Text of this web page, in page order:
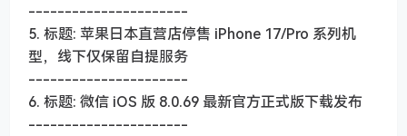
----------------------
5. 标题: 苹果日本直营店停售 iPhone 17/Pro 系列机
型，线下仅保留自提服务
----------------------
6. 标题: 微信 iOS 版 8.0.69 最新官方正式版下载发布
----------------------